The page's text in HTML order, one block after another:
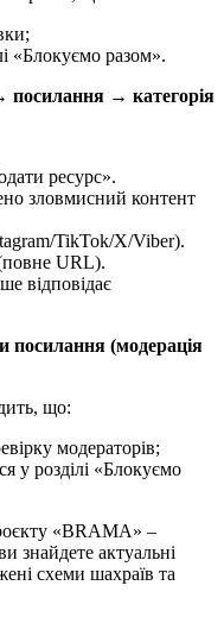
«Блокуємо разом».
посилання → категорія
ресурс».
зловмисний контент
TikTok/X/Viber).
URL).
відповідає
посилання (модерація
що:
модераторів;
у розділі «Блокуємо
«BRAMA» –
знайдете актуальні
схеми шахраїв та